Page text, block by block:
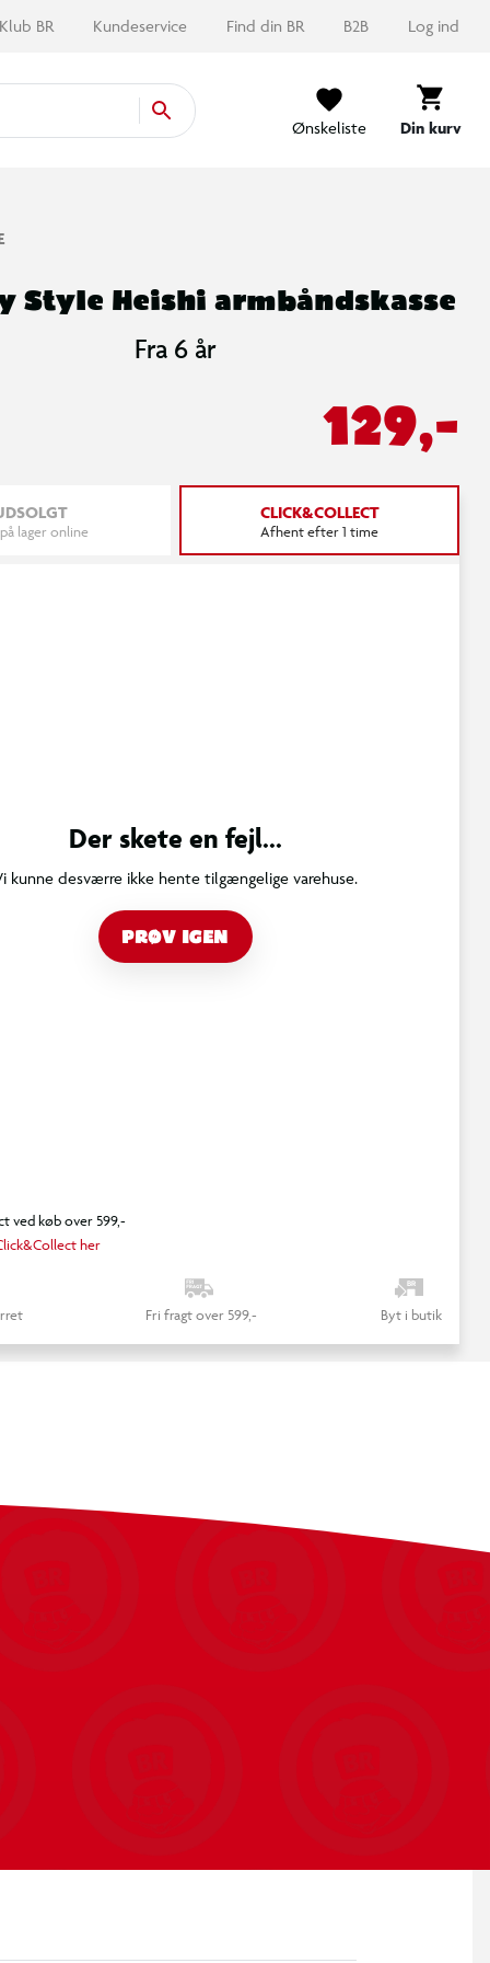
Klub BR Kundeservice Find din BR B2B Log ind
Ønskeliste Din kurv
Style Heishi armbåndskasse
Fra 6 år
129,-
lager online
CLICK&COLLECT
Afhent efter 1 time
Der skete en fejl...
kunne desværre ikke hente tilgængelige varehuse.
PRØV IGEN
ved køb over 599,-
her
Fri fragt over 599,- Byt i butik